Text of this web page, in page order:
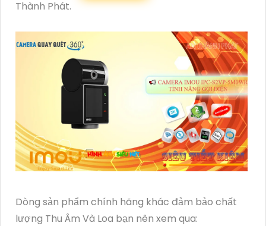
Thành Phát.
Dòng sản phẩm chính hãng khác đảm bảo chất
lượng Thu Âm Và Loa bạn nên xem qua: